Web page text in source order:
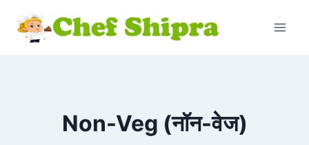
Non-Veg (नॉन-वेज)